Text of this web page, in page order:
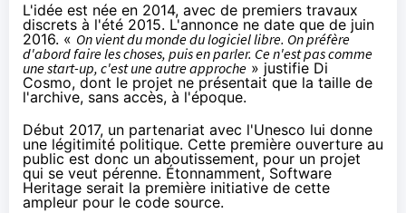
L'idée est née en 2014, avec de premiers travaux
discrets à l'été 2015. L'annonce ne date que de juin
2016. « On vient du monde du logiciel libre. On préfère
d'abord faire les choses, puis en parler. Ce n'est pas comme
une start-up, c'est une autre approche » justifie Di
Cosmo, dont le projet ne présentait que la taille de
l'archive, sans accès, à l'époque.
Début 2017, un partenariat avec l'Unesco lui donne
une légitimité politique. Cette première ouverture au
public est donc un aboutissement, pour un projet
qui se veut pérenne. Étonnamment, Software
Heritage serait la première initiative de cette
ampleur pour le code source.